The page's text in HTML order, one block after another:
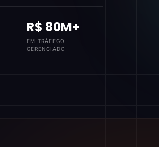
R$ 80M+
EM TRÁFEGO
GERENCIADO